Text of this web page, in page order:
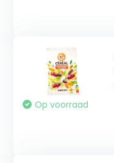
Op voorraad